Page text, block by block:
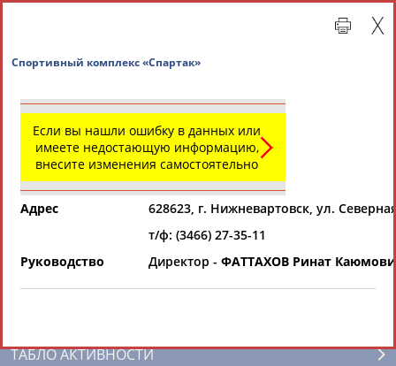
Региональные спортивные организации
СВОДНЫЕ ИНДЕКСЫ
ТАБЛО АКТИВНОСТИ
Если вы нашли ошибку в данных или
имеете недостающую информацию,
внесите изменения самостоятельно
Адрес
628623, г. Нижневартовск, ул.
т/ф: (3466) 27-35-11
Руководство
Директор - ФАТТАХОВ Ринат